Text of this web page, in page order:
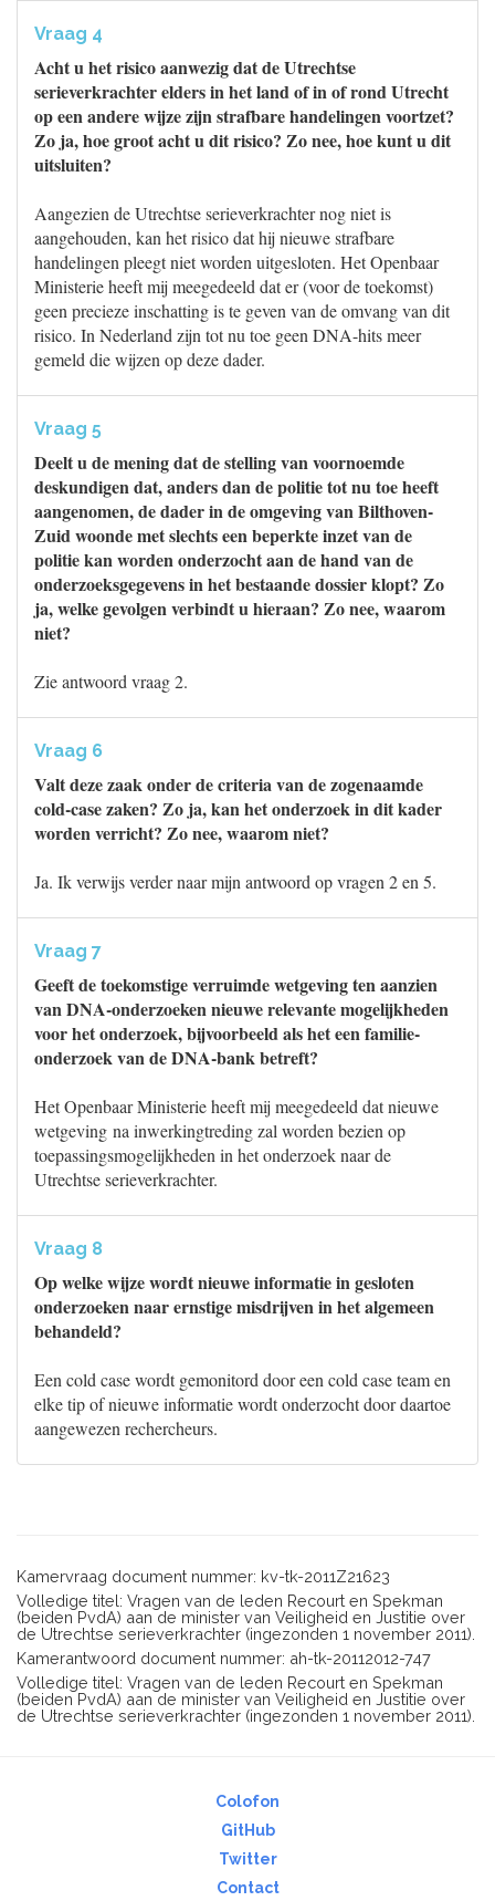
Vraag 4
Acht u het risico aanwezig dat de Utrechtse
serieverkrachter elders in het land of in of rond Utrecht
op een andere wijze zijn strafbare handelingen voortzet?
Zo ja, hoe groot acht u dit risico? Zo nee, hoe kunt u dit
uitsluiten?
Aangezien de Utrechtse serieverkrachter nog niet is
aangehouden, kan het risico dat hij nieuwe strafbare
handelingen pleegt niet worden uitgesloten. Het Openbaar
Ministerie heeft mij meegedeeld dat er (voor de toekomst)
geen precieze inschatting is te geven van de omvang van dit
risico. In Nederland zijn tot nu toe geen DNA-hits meer
gemeld die wijzen op deze dader.
Vraag 5
Deelt u de mening dat de stelling van voornoemde
deskundigen dat, anders dan de politie tot nu toe heeft
aangenomen, de dader in de omgeving van Bilthoven-
Zuid woonde met slechts een beperkte inzet van de
politie kan worden onderzocht aan de hand van de
onderzoeksgegevens in het bestaande dossier klopt? Zo
ja, welke gevolgen verbindt u hieraan? Zo nee, waarom
niet?
Zie antwoord vraag 2.
Vraag 6
Valt deze zaak onder de criteria van de zogenaamde
cold-case zaken? Zo ja, kan het onderzoek in dit kader
worden verricht? Zo nee, waarom niet?
Ja. Ik verwijs verder naar mijn antwoord op vragen 2 en 5.
Vraag 7
Geeft de toekomstige verruimde wetgeving ten aanzien
van DNA-onderzoeken nieuwe relevante mogelijkheden
voor het onderzoek, bijvoorbeeld als het een familie-
onderzoek van de DNA-bank betreft?
Het Openbaar Ministerie heeft mij meegedeeld dat nieuwe
wetgeving na inwerkingtreding zal worden bezien op
toepassingsmogelijkheden in het onderzoek naar de
Utrechtse serieverkrachter.
Vraag 8
Op welke wijze wordt nieuwe informatie in gesloten
onderzoeken naar ernstige misdrijven in het algemeen
behandeld?
Een cold case wordt gemonitord door een cold case team en
elke tip of nieuwe informatie wordt onderzocht door daartoe
aangewezen rechercheurs.
Kamervraag document nummer: kv-tk-2011Z21623
Volledige titel: Vragen van de leden Recourt en Spekman
(beiden PvdA) aan de minister van Veiligheid en Justitie over
de Utrechtse serieverkrachter (ingezonden 1 november 2011).
Kamerantwoord document nummer: ah-tk-20112012-747
Volledige titel: Vragen van de leden Recourt en Spekman
(beiden PvdA) aan de minister van Veiligheid en Justitie over
de Utrechtse serieverkrachter (ingezonden 1 november 2011).
Colofon
GitHub
Twitter
Contact